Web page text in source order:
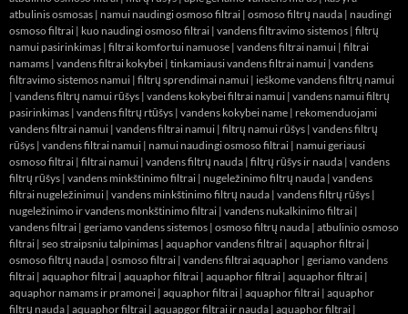
atbulinis osmosas | namui naudingi osmoso filtrai | osmoso filtrų nauda | naudingi
osmoso filtrai | kuo naudingi osmoso filtrai | vandens filtravimo sistemos | filtrų
namui pasirinkimas | filtrai komfortui namuose | vandens filtrai namui | filtrai
namams | vandens filtrai kokybei | tinkamiausi vandens filtrai namui | vandens
filtravimo sistemos namui | filtrų sprendimai namui | ieškome vandens filtrų namui
| vandens filtrų namui rūšys | vandens kokybei filtrai namui | vandens namui filtrų
pasirinkimas | vandens filtrų rtūšys | vandens kokybei name | rekomenduojami
vandens filtrai namui | vandens filtrai namui | filtrų namui rūšys | vandens filtrų
rūšys | vandens filtrai namui | namui naudingi osmoso filtrai | namui geriausi
osmoso filtrai | filtrai namui | vandens filtrų nauda | filtrų rūšys ir nauda | vandens
filtrų rūšys | vandens minkštinimo filtrai | nugeležinimo filtrų nauda | vandens
filtrai nugeležinimui | vandens minkštinimo filtrų nauda | vandens filtrų rūšys |
nugeležinimo ir vandens monkštinimo filtrai | vandens nukalkinimo filtrai |
vandens filtrai | geriamo vandens sistemos | osmoso filtrų nauda | atbulinio osmoso
filtrai | seo straipsniu talpinimas | aquaphor vandens filtrai | aquaphor filtrai |
osmoso filtrų nauda | osmoso filtrai | vandens filtrai aquaphor | geriamo vandens
filtrai | aquaphor filtrai | aquaphor filtrai | aquaphor filtrai | aquaphor filtrai |
aquaphor namams ir pramonei | aquaphor filtrai | aquaphor filtrai | aquaphor
filtrų nauda | aquaphor filtrai | aquapgor filtrai ir nauda | aquaphor filtrai |